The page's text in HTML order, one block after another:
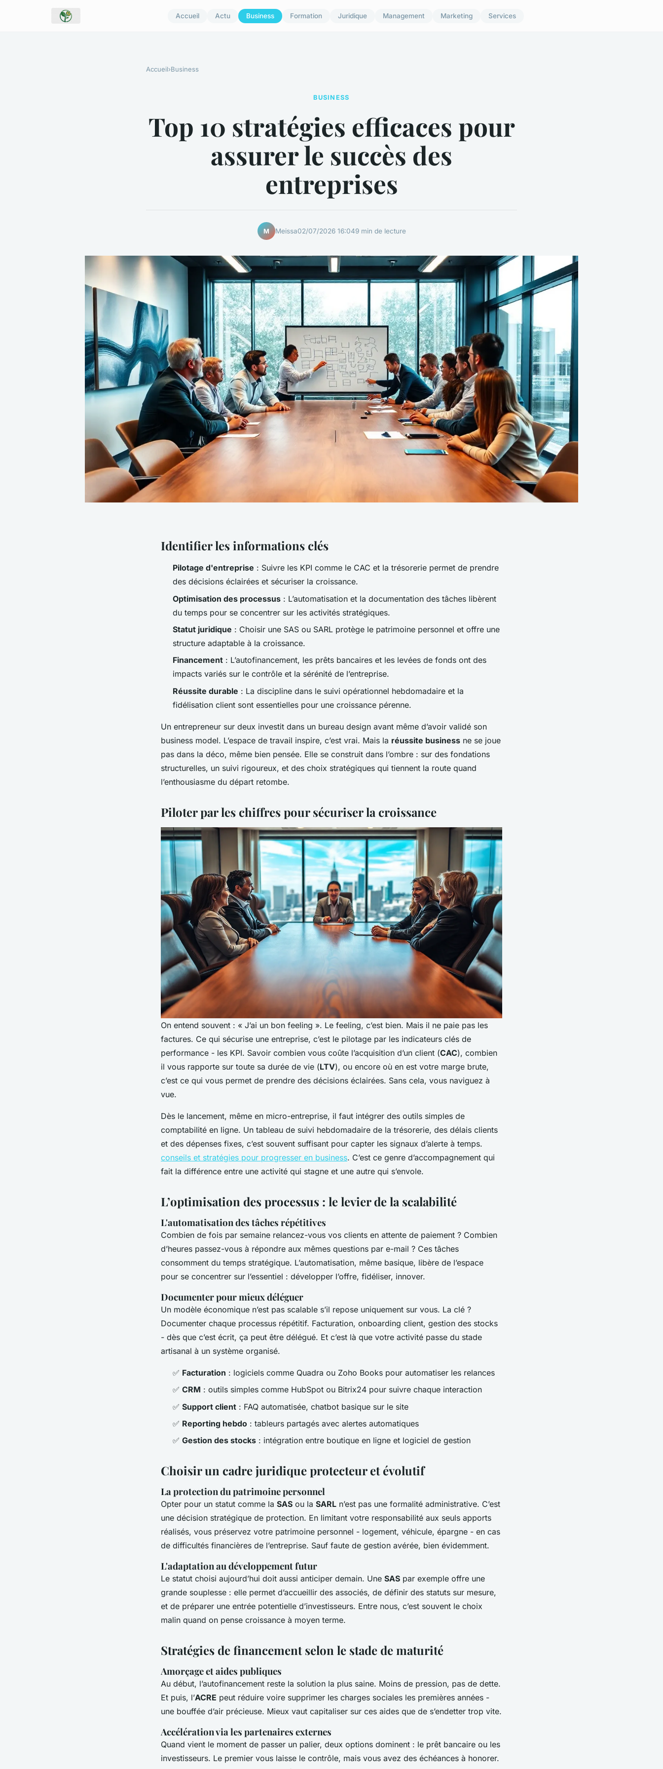
Accueil Actu Business Formation Juridique Management Marketing Services
Accueil›Business
BUSINESS
Top 10 stratégies efficaces pour
assurer le succès des
entreprises
M Meissa02/07/2026 16:049 min de lecture
Identifier les informations clés
Pilotage d'entreprise : Suivre les KPI comme le CAC et la trésorerie permet de prendre
des décisions éclairées et sécuriser la croissance.
Optimisation des processus : L’automatisation et la documentation des tâches libèrent
du temps pour se concentrer sur les activités stratégiques.
Statut juridique : Choisir une SAS ou SARL protège le patrimoine personnel et offre une
structure adaptable à la croissance.
Financement : L’autofinancement, les prêts bancaires et les levées de fonds ont des
impacts variés sur le contrôle et la sérénité de l’entreprise.
Réussite durable : La discipline dans le suivi opérationnel hebdomadaire et la
fidélisation client sont essentielles pour une croissance pérenne.
Un entrepreneur sur deux investit dans un bureau design avant même d’avoir validé son
business model. L’espace de travail inspire, c’est vrai. Mais la réussite business ne se joue
pas dans la déco, même bien pensée. Elle se construit dans l’ombre : sur des fondations
structurelles, un suivi rigoureux, et des choix stratégiques qui tiennent la route quand
l’enthousiasme du départ retombe.
Piloter par les chiffres pour sécuriser la croissance
On entend souvent : « J’ai un bon feeling ». Le feeling, c’est bien. Mais il ne paie pas les
factures. Ce qui sécurise une entreprise, c’est le pilotage par les indicateurs clés de
performance - les KPI. Savoir combien vous coûte l’acquisition d’un client (CAC), combien
il vous rapporte sur toute sa durée de vie (LTV), ou encore où en est votre marge brute,
c’est ce qui vous permet de prendre des décisions éclairées. Sans cela, vous naviguez à
vue.
Dès le lancement, même en micro-entreprise, il faut intégrer des outils simples de
comptabilité en ligne. Un tableau de suivi hebdomadaire de la trésorerie, des délais clients
et des dépenses fixes, c’est souvent suffisant pour capter les signaux d’alerte à temps.
conseils et stratégies pour progresser en business. C’est ce genre d’accompagnement qui
fait la différence entre une activité qui stagne et une autre qui s’envole.
L’optimisation des processus : le levier de la scalabilité
L'automatisation des tâches répétitives
Combien de fois par semaine relancez-vous vos clients en attente de paiement ? Combien
d’heures passez-vous à répondre aux mêmes questions par e-mail ? Ces tâches
consomment du temps stratégique. L’automatisation, même basique, libère de l’espace
pour se concentrer sur l’essentiel : développer l’offre, fidéliser, innover.
Documenter pour mieux déléguer
Un modèle économique n’est pas scalable s’il repose uniquement sur vous. La clé ?
Documenter chaque processus répétitif. Facturation, onboarding client, gestion des stocks
- dès que c’est écrit, ça peut être délégué. Et c’est là que votre activité passe du stade
artisanal à un système organisé.
✅ Facturation : logiciels comme Quadra ou Zoho Books pour automatiser les relances
✅ CRM : outils simples comme HubSpot ou Bitrix24 pour suivre chaque interaction
✅ Support client : FAQ automatisée, chatbot basique sur le site
✅ Reporting hebdo : tableurs partagés avec alertes automatiques
✅ Gestion des stocks : intégration entre boutique en ligne et logiciel de gestion
Choisir un cadre juridique protecteur et évolutif
La protection du patrimoine personnel
Opter pour un statut comme la SAS ou la SARL n’est pas une formalité administrative. C’est
une décision stratégique de protection. En limitant votre responsabilité aux seuls apports
réalisés, vous préservez votre patrimoine personnel - logement, véhicule, épargne - en cas
de difficultés financières de l’entreprise. Sauf faute de gestion avérée, bien évidemment.
L'adaptation au développement futur
Le statut choisi aujourd’hui doit aussi anticiper demain. Une SAS par exemple offre une
grande souplesse : elle permet d’accueillir des associés, de définir des statuts sur mesure,
et de préparer une entrée potentielle d’investisseurs. Entre nous, c’est souvent le choix
malin quand on pense croissance à moyen terme.
Stratégies de financement selon le stade de maturité
Amorçage et aides publiques
Au début, l’autofinancement reste la solution la plus saine. Moins de pression, pas de dette.
Et puis, l’ACRE peut réduire voire supprimer les charges sociales les premières années -
une bouffée d’air précieuse. Mieux vaut capitaliser sur ces aides que de s’endetter trop vite.
Accélération via les partenaires externes
Quand vient le moment de passer un palier, deux options dominent : le prêt bancaire ou les
investisseurs. Le premier vous laisse le contrôle, mais vous avez des échéances à honorer.